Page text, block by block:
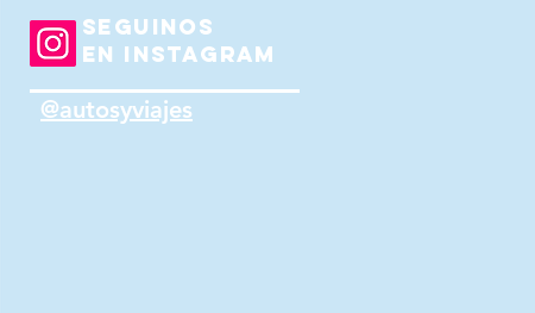
SEGUINOS
EN INSTAGRAM
@autosyviajes